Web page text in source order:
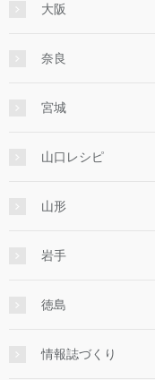
大阪
奈良
宮城
山口レシピ
山形
岩手
徳島
情報誌づくり